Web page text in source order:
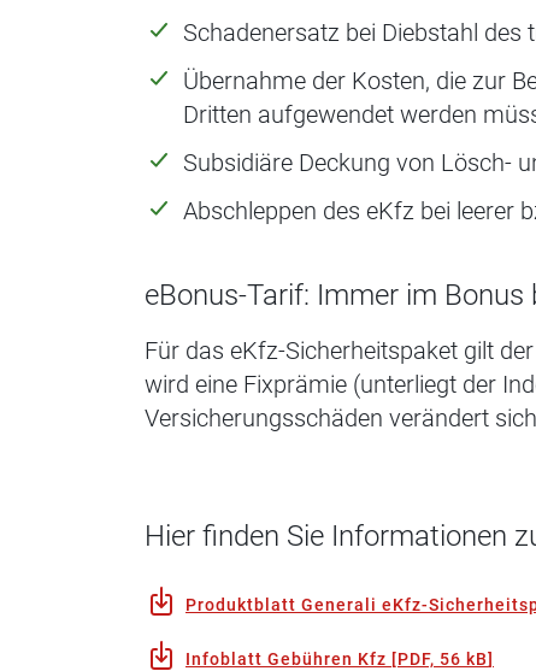
Schadenersatz bei Diebstahl
Übernahme der Kosten, die zur
Dritten aufgewendet werden
Subsidiäre Deckung von Lösch-
Abschleppen des eKfz bei leerer
eBonus-Tarif: Immer im
Für das eKfz-Sicherheitspaket gilt
wird eine Fixprämie (unterliegt der
Versicherungsschäden verändert
Hier finden Sie Informationen
Produktblatt Generali eKfz-
Infoblatt Gebühren Kfz [PDF, 56 kB]